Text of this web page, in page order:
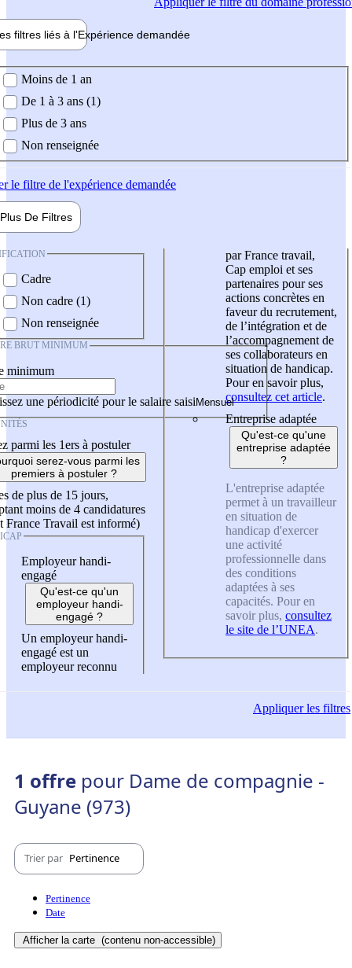
filtres liés à l'Expérience demandée
demandée
Moins de 1 an
De 1 à 3 ans (1)
Plus de 3 ans
Non renseignée
le filtre de l'expérience demandée
Plus De Filtres
Cadre
Non cadre (1)
Non renseignée
BRUT MINIMUM
minimum
une périodicité pour le salaire saisi
parmi les 1ers à postuler
serez-vous parmi les
premiers à postuler ?
de plus de 15 jours,
moins de 4 candidatures
France Travail est informé)
Employeur handi-
engagé
Qu'est-ce qu'un
employeur handi-
engagé ?
Un employeur handi-
engagé est un
employeur reconnu
par France travail,
Cap emploi et ses
partenaires pour ses
actions concrètes en
faveur du recrutement,
de l’intégration et de
l’accompagnement de
ses collaborateurs en
situation de handicap.
Pour en savoir plus,
consultez cet article.
Entreprise adaptée
Qu'est-ce qu'une
entreprise adaptée
?
L'entreprise adaptée
permet à un travailleur
en situation de
handicap d'exercer
une activité
professionnelle dans
des conditions
adaptées à ses
capacités. Pour en
savoir plus, consultez
le site de l’UNEA.
Appliquerles filtres
1 offre pour Dame de compagnie -
Guyane (973)
Trier par Pertinence
Pertinence
Date
Afficher la carte (contenu non-accessible)